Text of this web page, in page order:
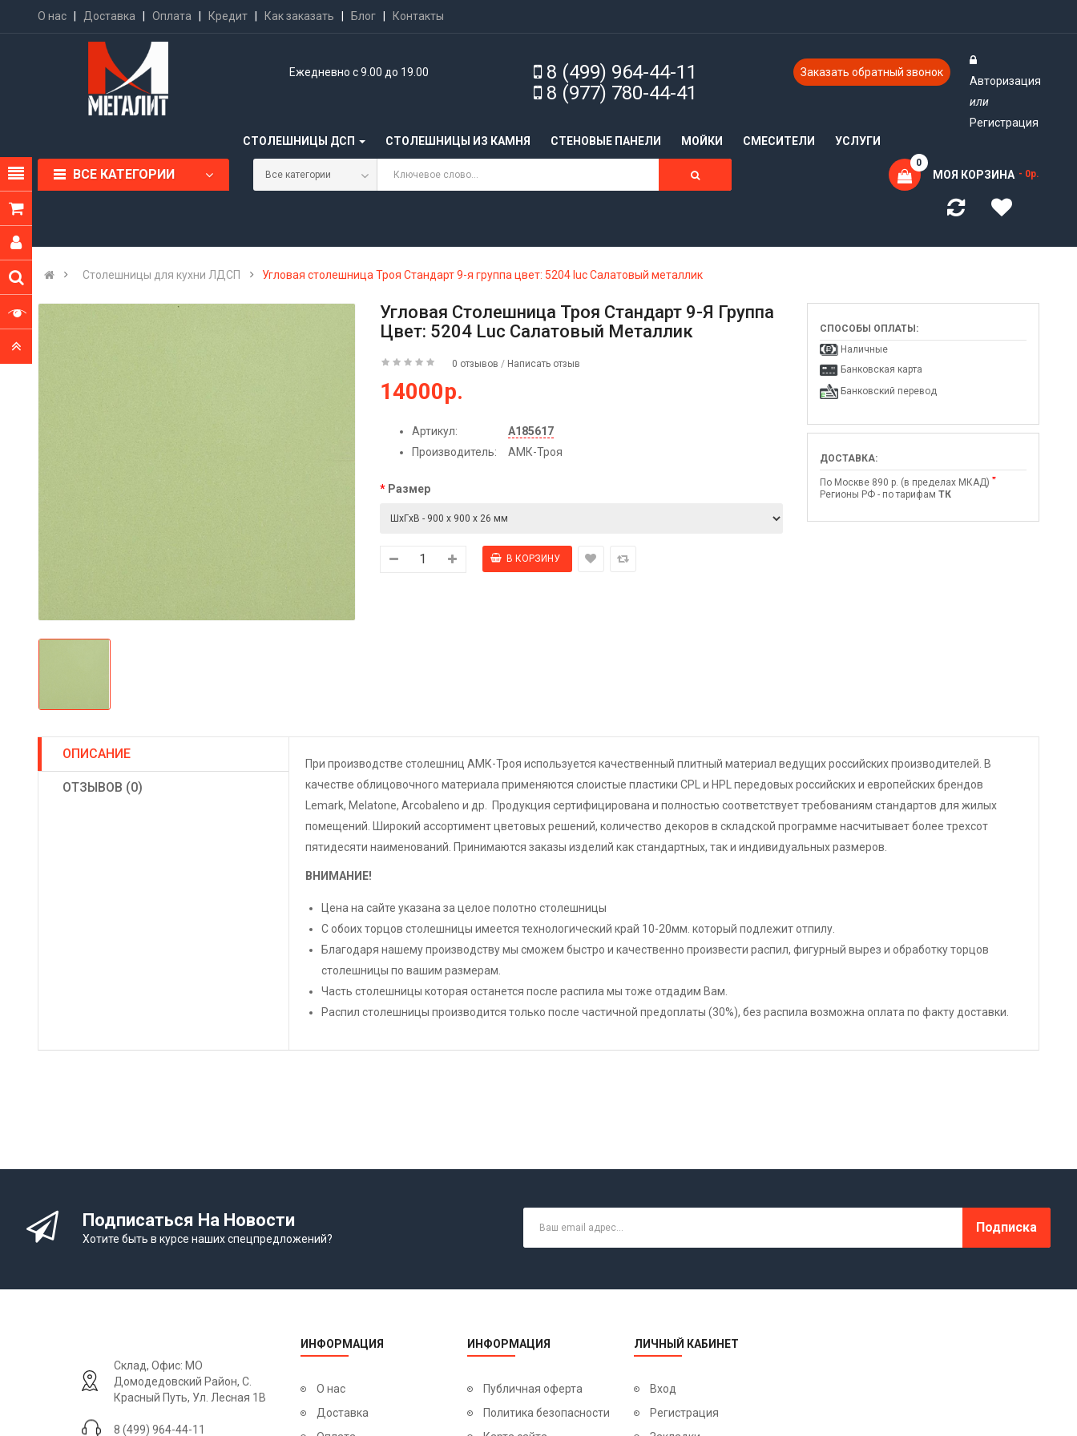
О нас Доставка |Оплата Кредит Как заказать Блог Контакты
Ежедневно с 9.00 до 19.00
8 (499) 964-44-11
8 (977) 780-44-41
Заказать обратный звонок
СТОЛЕШНИЦЫ ДСП СТОЛЕШНИЦЫ ИЗ КАМНЯ CТЕНОВЫЕ ПАНЕЛИ МОЙКИ СМЕСИТЕЛИ УСЛУГИ
Авторизация
или
Регистрация
ВСЕ КАТЕГОРИИ МОЯ КОРЗИНА
0
- 0р.
Cтолешницы для кухни ЛДСП Угловая столешница Троя Стандарт 9-я группа цвет: 5204 luc Салатовый металлик
Угловая Столешница Троя Стандарт 9-Я Группа
Цвет: 5204 Luc Салатовый Металлик
0 отзывов / Написать отзыв
14000р.
Артикул:
А185617
Производитель:
АМК-Троя
Размер
СПОСОБЫ ОПЛАТЫ:
Наличные
Банковская карта
Банковский перевод
ДОСТАВКА:
По Москве 890 р. (в пределах МКАД) *
Регионы РФ - по тарифам ТК
ОПИСАНИЕ
ОТЗЫВОВ (0)
При производстве столешниц АМК-Троя используется качественный плитный материал ведущих российских производителей. В
качестве облицовочного материала применяются слоистые пластики CPL и HPL передовых российских и европейских брендов
Lemark, Melatone, Arcobaleno и др. Продукция сертифицирована и полностью соответствует требованиям стандартов для жилых
помещений. Широкий ассортимент цветовых решений, количество декоров в складской программе насчитывает более трехсот
пятидесяти наименований. Принимаются заказы изделий как стандартных, так и индивидуальных размеров.
ВНИМАНИЕ!
Цена на сайте указана за целое полотно столешницы
С обоих торцов столешницы имеется технологический край 10-20мм. который подлежит отпилу.
Благодаря нашему производству мы сможем быстро и качественно произвести распил, фигурный вырез и обработку торцов
столешницы по вашим размерам.
Часть столешницы которая останется после распила мы тоже отдадим Вам.
Распил столешницы производится только после частичной предоплаты (30%), без распила возможна оплата по факту доставки.
Подписаться На Новости
Хотите быть в курсе наших спецпредложений?
Подписка
Склад, Офис: МО
Домодедовский Район, С.
Красный Путь, Ул. Лесная 1В
8 (499) 964-44-11
ИНФОРМАЦИЯ
О нас
Доставка
ИНФОРМАЦИЯ
Публичная оферта
Политика безопасности
ЛИЧНЫЙ КАБИНЕТ
Вход
Регистрация